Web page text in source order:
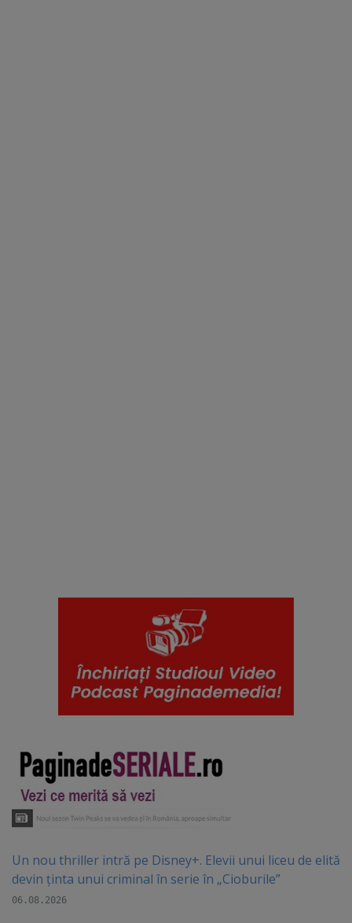
Un nou thriller intră pe Disney+. Elevii unui liceu de elită
devin ținta unui criminal în serie în „Cioburile”
06.08.2026